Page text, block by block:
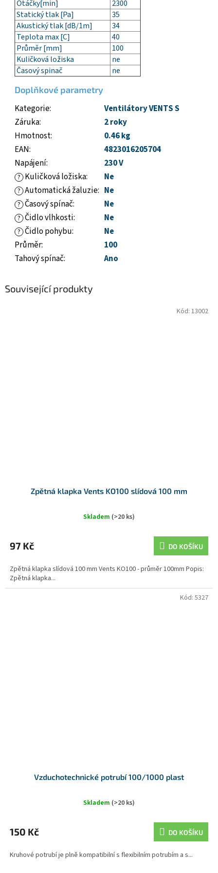
Otáčky[min]
2300
Statický tlak [Pa]
35
Akustický tlak [dB/1m]
34
Teplota max [C]
40
Průměr [mm]
100
Kuličková ložiska
ne
Časový spinač
ne
Doplňkové parametry
Kategorie:
Ventilátory VENTS S
Záruka:
2 roky
Hmotnost:
0.46 kg
EAN:
4823016205704
Napájení: 230 V
? Kuličková ložiska: Ne
? Automatická žaluzie: Ne
? Časový spínač: Ne
? Čidlo vlhkosti: Ne
? Čidlo pohybu:
Ne
Průměr:
100
Tahový spínač: Ano
Související produkty
Zpětná klapka Vents KO100 slídová 100 mm
Skladem (>20 ks)
97 Kč DO KOŠÍKU
Zpětná klapka slídová 100 mm Vents KO100 - průměr 100mm Popis:
Zpětná klapka...
Kód: 13002
Vzduchotechnické potrubí 100/1000 plast
Skladem (>20 ks)
150 Kč DO KOŠÍKU
Kruhové potrubí je plně kompatibilní s flexibilním potrubím a s...
Kód: 5327